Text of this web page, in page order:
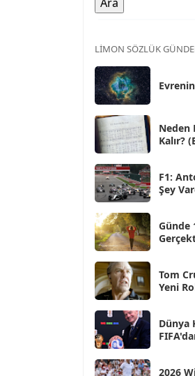
Ara 2025
Kas 2025
Eki 2025
Eyl 2025
Ağu 2025
Tem 2025 [45]
Haz 2025
May 2025 [54]
Nis 2025 [56]
Mar 2025
Şub 2025 [57]
Oca 2025
Ara 2024 [25]
Kas 2024
LIMON SÖZLÜK
Neden
Kalır?
F1:
Şey
Günde
Tom
Yeni
Dünya
2026